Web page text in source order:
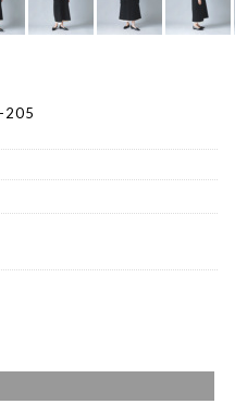
205